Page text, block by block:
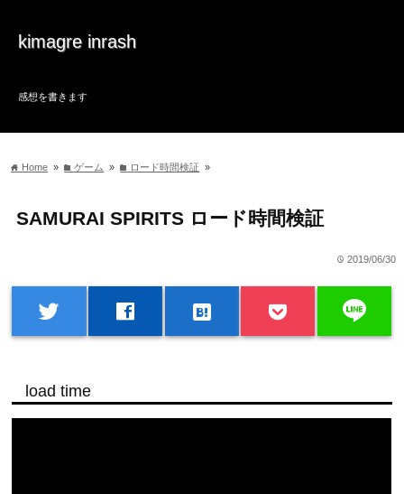
kimagre inrash
感想を書きます
home Home » folderゲーム » folder ロード時間検証 »
SAMURAI SPIRITS ロード時間検証
time 2019/06/30
twitter facebook hatenabookmark line
load time